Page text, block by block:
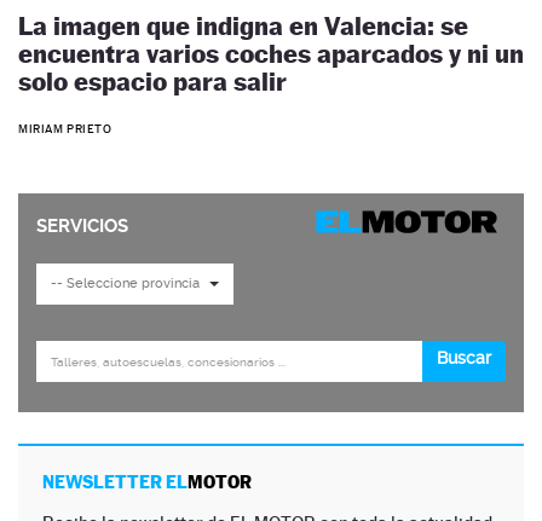
La imagen que indigna en Valencia: se
encuentra varios coches aparcados y ni un
solo espacio para salir
MIRIAM PRIETO
NEWSLETTER ELMOTOR